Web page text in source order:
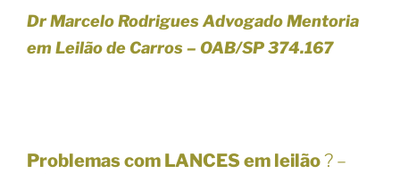
Dr Marcelo Rodrigues Advogado Mentoria
em Leilão de Carros – OAB/SP 374.167
Problemas com LANCES em leilão? –